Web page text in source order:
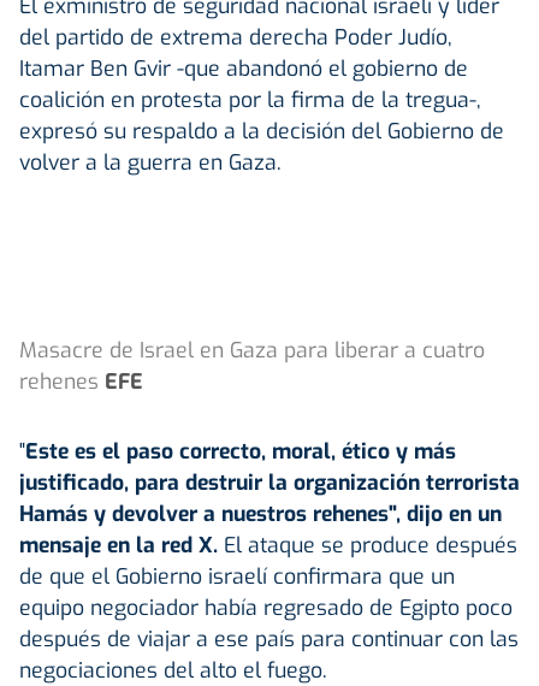
del partido de extrema derecha Poder Judío,
Itamar Ben Gvir -que abandonó el gobierno de
coalición en protesta por la firma de la tregua-,
expresó su respaldo a la decisión del Gobierno de
volver a la guerra en Gaza.
Masacre de Israel en Gaza para liberar a cuatro
rehenes EFE
"Este es el paso correcto, moral, ético y más
justificado, para destruir la organización terrorista
Hamás y devolver a nuestros rehenes", dijo en un
mensaje en la red X. El ataque se produce después
de que el Gobierno israelí confirmara que un
equipo negociador había regresado de Egipto poco
después de viajar a ese país para continuar con las
negociaciones del alto el fuego.